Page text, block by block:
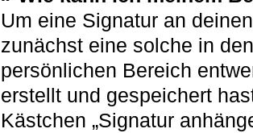
Um eine Signatur an
zunächst eine solche in
persönlichen Bereich
erstellt und gespeichert
Kästchen „Signatur